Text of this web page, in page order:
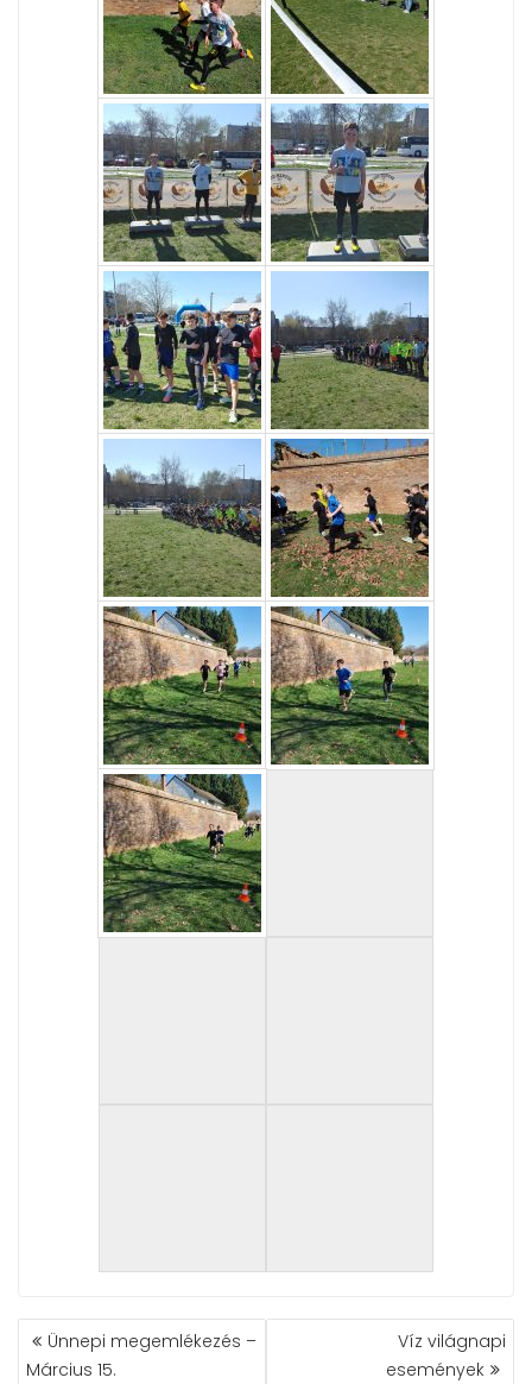
BEJEGYZÉS
NAVIGÁCIÓ
Ünnepi megemlékezés –
Március 15.
Víz világnapi
események